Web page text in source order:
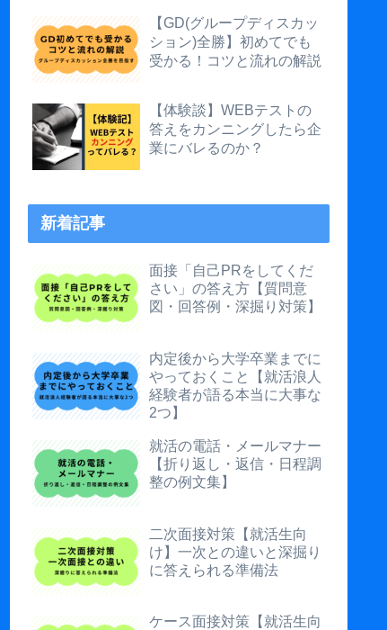
【GD(グループディスカッ
ション)全勝】初めてでも
受かる！コツと流れの解説
【体験談】WEBテストの
答えをカンニングしたら企
業にバレるのか？
新着記事
面接「自己PRをしてくだ
さい」の答え方【質問意
図・回答例・深掘り対策】
内定後から大学卒業までに
やっておくこと【就活浪人
経験者が語る本当に大事な
2つ】
就活の電話・メールマナー
【折り返し・返信・日程調
整の例文集】
二次面接対策【就活生向
け】一次との違いと深掘り
に答えられる準備法
ケース面接対策【就活生向